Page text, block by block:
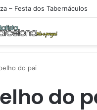
– Festa dos Tabernáculos
do pai
do